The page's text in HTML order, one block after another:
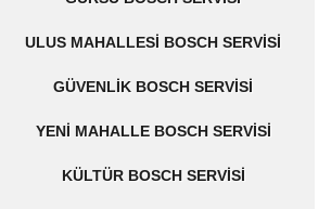
ULUS MAHALLESI BOSCH SERVISI
GÜVENLIK BOSCH SERVISI
YENI MAHALLE BOSCH SERVISI
KÜLTÜR BOSCH SERVISI